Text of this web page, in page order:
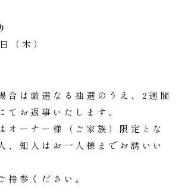
（木）
合は厳選なる抽選のうえ、2週間
てお返事いたします。
オーナー様（ご家族）限定とな
、知人はお一人様までお誘いい
参ください。